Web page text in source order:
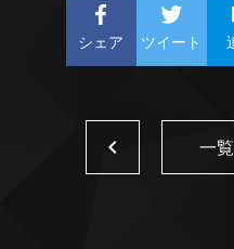
シェア ツイート
一